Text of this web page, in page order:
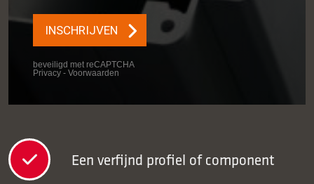
Een verfijnd profiel of component